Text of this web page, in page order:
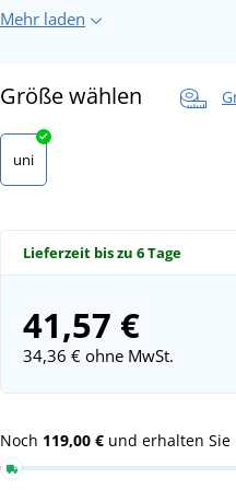
Mehr laden
Größe wählen
uni
Lieferzeit bis zu 6 Tage
41,57 €
34,36 €ohne MwSt.
Noch 119,00 € und erhalten Sie